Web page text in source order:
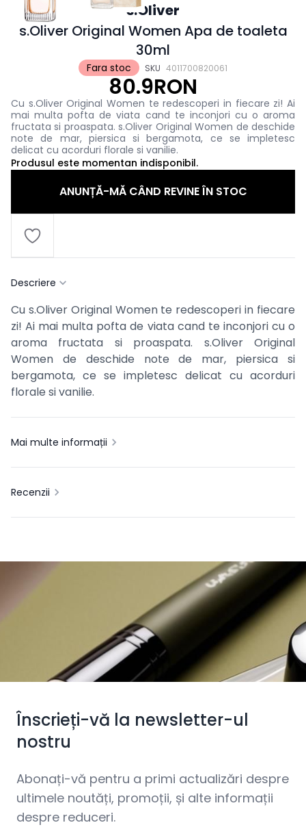
Fara stoc SKU 4011700820061
s.Oliver
s.Oliver Original Women Apa de toaleta
30ml
80.9RON
Cu s.Oliver Original Women te redescoperi in fiecare zi! Ai
mai multa pofta de viata cand te inconjori cu o aroma
fructata si proaspata. s.Oliver Original Women de deschide
note de mar, piersica si bergamota, ce se impletesc
delicat cu acorduri florale si vanilie.
Produsul este momentan indisponibil.
ANUNȚĂ-MĂ CÂND REVINE ÎN STOC
Descriere
Cu s.Oliver Original Women te redescoperi in fiecare
zi! Ai mai multa pofta de viata cand te inconjori cu o
aroma fructata si proaspata. s.Oliver Original
Women de deschide note de mar, piersica si
bergamota, ce se impletesc delicat cu acorduri
florale si vanilie.
Mai multe informații
Recenzii
Înscrieți-vă la newsletter-ul
nostru
Abonați-vă pentru a primi actualizări despre
ultimele noutăți, promoții, și alte informații
despre reduceri.